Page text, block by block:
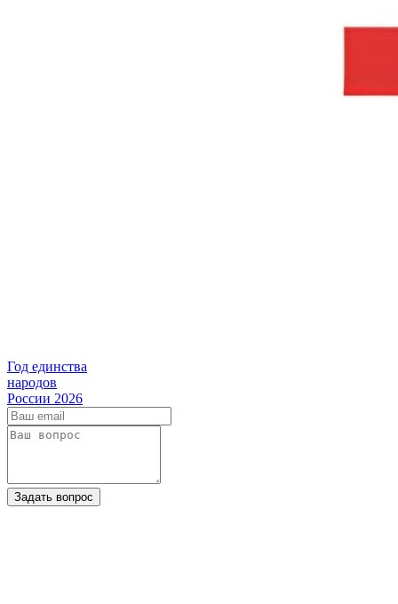
Год единства
народов
России 2026
Задать вопрос